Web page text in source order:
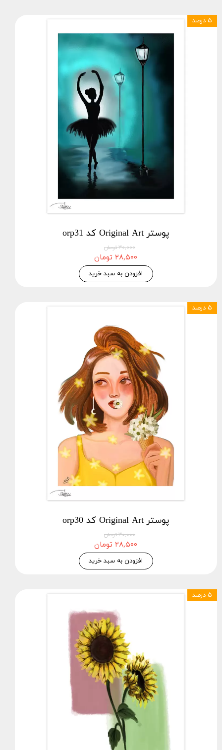
پوستر Original Art کد orp31
۳۰,۰۰۰ تومان
۲۸,۵۰۰ تومان
افزودن به سبد خرید
۵ درصد
پوستر Original Art کد orp30
۳۰,۰۰۰ تومان
۲۸,۵۰۰ تومان
افزودن به سبد خرید
۵ درصد
۵ درصد